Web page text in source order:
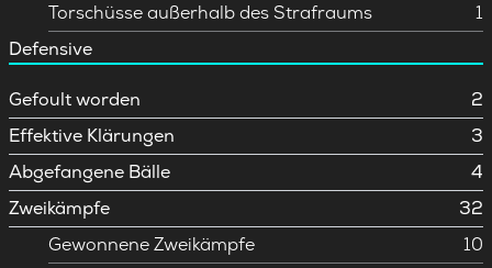
Torschüsse außerhalb des Strafraums
1
Defensive
Gefoult worden
2
Effektive Klärungen
3
Abgefangene Bälle
4
Zweikämpfe
32
Gewonnene Zweikämpfe
10